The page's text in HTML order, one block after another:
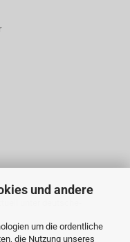
und andere
um die ordentliche
die Nutzung unseres
unter